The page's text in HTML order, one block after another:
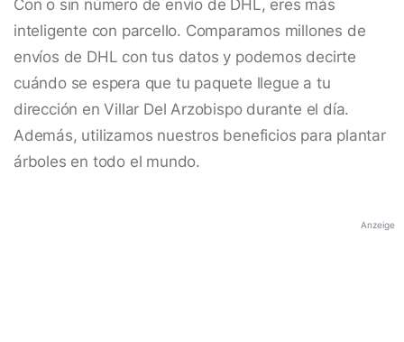
Con o sin número de envío de DHL, eres más
inteligente con parcello. Comparamos millones de
envíos de DHL con tus datos y podemos decirte
cuándo se espera que tu paquete llegue a tu
dirección en Villar Del Arzobispo durante el día.
Además, utilizamos nuestros beneficios para plantar
árboles en todo el mundo.
Anzeige